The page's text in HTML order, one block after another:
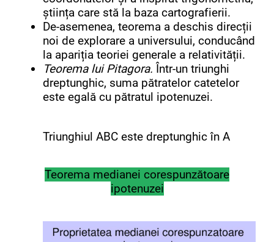
știința care stă la baza cartografierii.
De-asemenea, teorema a deschis direcții
noi de explorare a universului, conducând
la apariția teoriei generale a relativității.
Teorema lui Pitagora. Într-un triunghi
dreptunghic, suma pătratelor catetelor
este egală cu pătratul ipotenuzei.
Triunghiul ABC este dreptunghic în A
Teorema medianei corespunzătoare
ipotenuzei